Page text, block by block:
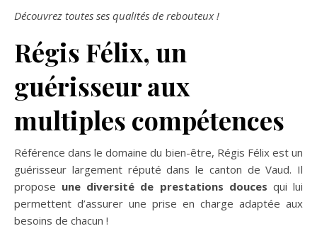
Découvrez toutes ses qualités de rebouteux !
Régis Félix, un
guérisseur aux
multiples compétences
Référence dans le domaine du bien-être, Régis Félix est un
guérisseur largement réputé dans le canton de Vaud. Il
propose une diversité de prestations douces qui lui
permettent d’assurer une prise en charge adaptée aux
besoins de chacun !